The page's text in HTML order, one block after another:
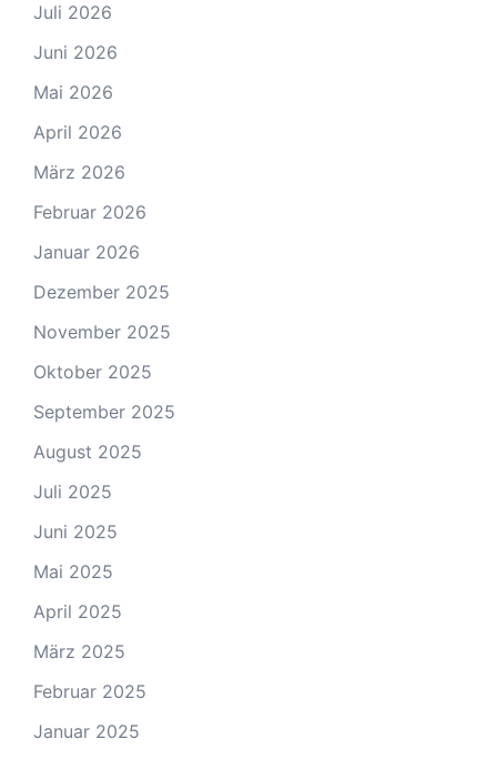
Juli 2026
Juni 2026
Mai 2026
April 2026
März 2026
Februar 2026
Januar 2026
Dezember 2025
November 2025
Oktober 2025
September 2025
August 2025
Juli 2025
Juni 2025
Mai 2025
April 2025
März 2025
Februar 2025
Januar 2025